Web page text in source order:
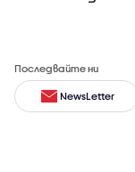
Последвайте ни
NewsLetter